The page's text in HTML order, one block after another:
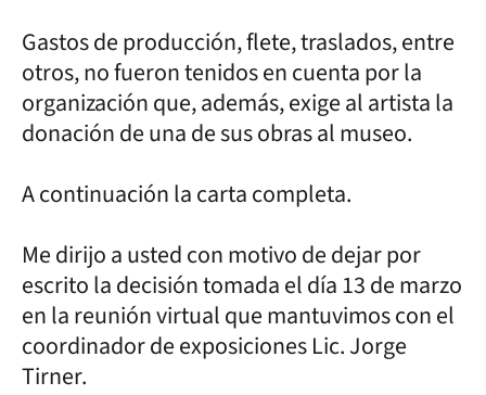
Gastos de producción, flete, traslados, entre
otros, no fueron tenidos en cuenta por la
organización que, además, exige al artista la
donación de una de sus obras al museo.
A continuación la carta completa.
Me dirijo a usted con motivo de dejar por
escrito la decisión tomada el día 13 de marzo
en la reunión virtual que mantuvimos con el
coordinador de exposiciones Lic. Jorge
Tirner.